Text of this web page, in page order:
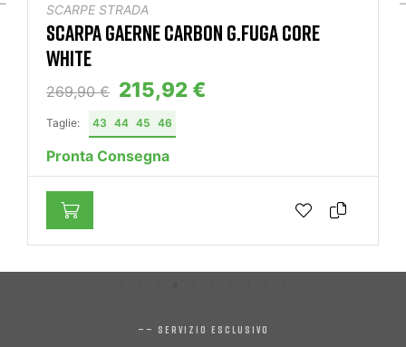
SCARPE STRADA
SCARPA GAERNE CARBON G.FUGA CORE
WHITE
269,90 € 215,92 €
Taglie: 43 44 45 46
Pronta Consegna
—— SERVIZIO ESCLUSIVO